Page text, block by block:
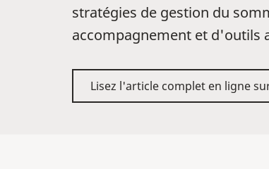
stratégies de gestion du
accompagnement et d'outils
Lisez l'article complet en ligne